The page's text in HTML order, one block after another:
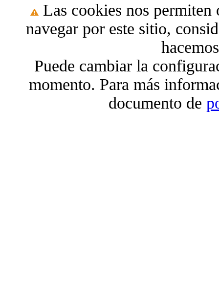
Las cookies nos permiten
navegar por este sitio,
Puede cambiar la
momento. Para más
documento de